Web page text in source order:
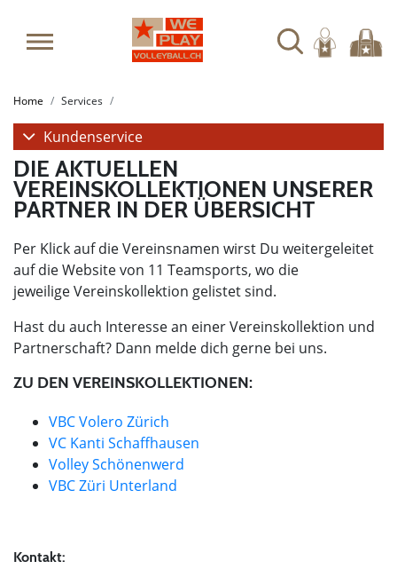
Home Services
Kundenservice
DIE AKTUELLEN
VEREINSKOLLEKTIONEN UNSERER
PARTNER IN DER ÜBERSICHT
Per Klick auf die Vereinsnamen wirst Du weitergeleitet
auf die Website von 11 Teamsports, wo die
jeweilige Vereinskollektion gelistet sind.
Hast du auch Interesse an einer Vereinskollektion und
Partnerschaft? Dann melde dich gerne bei uns.
ZU DEN VEREINSKOLLEKTIONEN:​
VBC Volero Zürich
VC Kanti Schaffhausen
Volley Schönenwerd
VBC Züri Unterland
Kontakt: